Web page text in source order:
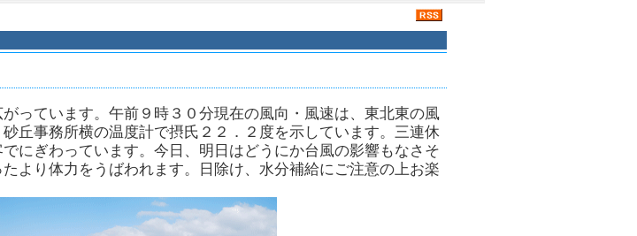
っています。午前９時３０分現在の風向・風速は、東北東の風
丘事務所横の温度計で摂氏２２．２度を示しています。三連休
にぎわっています。今日、明日はどうにか台風の影響もなさそ
より体力をうばわれます。日除け、水分補給にご注意の上お楽